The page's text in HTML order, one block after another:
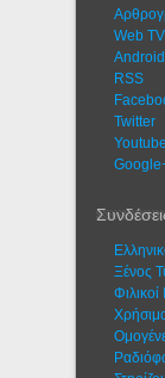
Web TV
RSS
Twitter
Ξένος
Φιλικοί